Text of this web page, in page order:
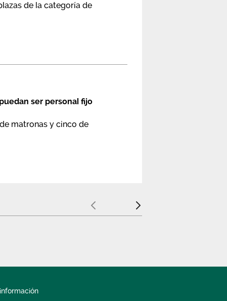
de la categoría de
ser personal fijo
matronas y cinco de
Anterior Siguiente